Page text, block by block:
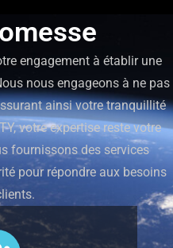
engagement à établir une
nous engageons à ne pas
ainsi votre tranquillité
votre expertise reste votre
fournissons des services
pour répondre aux besoins